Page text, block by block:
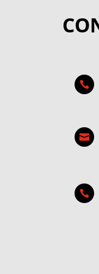


